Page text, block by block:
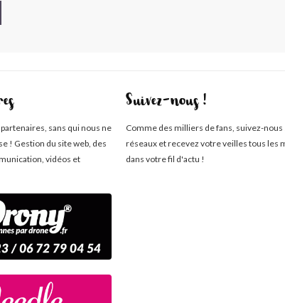
sans qui nous ne
! Gestion du site web, des
vidéos et
Suivez-nous !
Comme des milliers de fans, suivez-nous
réseaux et recevez votre veilles tous les
dans votre fil d'actu !